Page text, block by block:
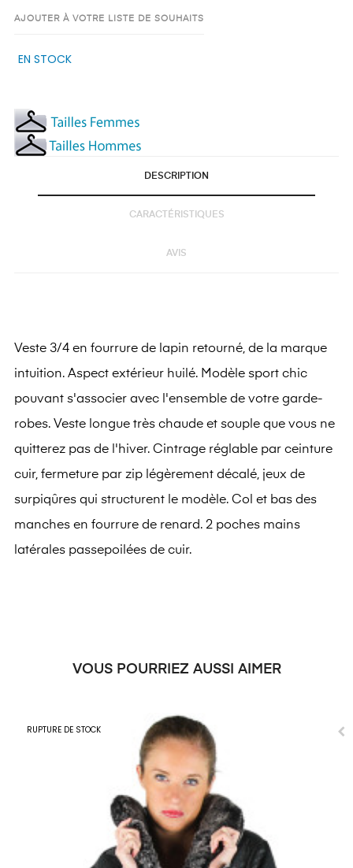
AJOUTER À VOTRE LISTE DE SOUHAITS
EN STOCK
DESCRIPTION
CARACTÉRISTIQUES
AVIS
Veste 3/4 en fourrure de lapin retourné, de la marque
intuition. Aspect extérieur huilé. Modèle sport chic
pouvant s'associer avec l'ensemble de votre garde-
robes. Veste longue très chaude et souple que vous ne
quitterez pas de l'hiver. Cintrage réglable par ceinture
cuir, fermeture par zip légèrement décalé, jeux de
surpiqûres qui structurent le modèle. Col et bas des
manches en fourrure de renard. 2 poches mains
latérales passepoilées de cuir.
VOUS POURRIEZ AUSSI AIMER
RUPTURE DE STOCK